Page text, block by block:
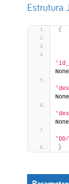
Estrutura
{
}